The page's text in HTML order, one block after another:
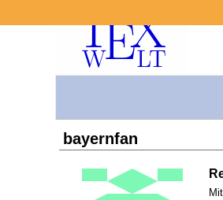
bayernfan